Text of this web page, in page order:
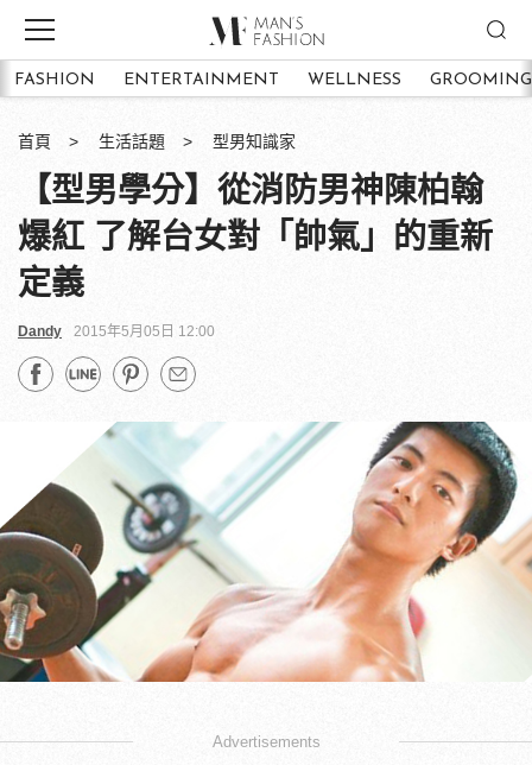
FASHION ENTERTAINMENT WELLNESS GROOMING
首頁 生活話題 型男知識家
【型男學分】從消防男神陳柏翰
爆紅 了解台女對「帥氣」的重新
定義
Dandy 2015年5月05日 12:00
Advertisements